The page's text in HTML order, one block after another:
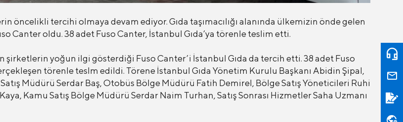
öncelikli tercihi olmaya devam ediyor. Gıda taşımacılığı alanında ülkemizin önde gelen
Canter oldu. 38 adet Fuso Canter, İstanbul Gıda’ya törenle teslim etti.
yoğun ilgi gösterdiği Fuso Canter’i İstanbul Gıda da tercih etti. 38 adet Fuso
törenle teslm edildi. Törene İstanbul Gıda Yönetim Kurulu Başkanı Abidin Şipal,
Müdürü Serdar Baş, Otobüs Bölge Müdürü Fatih Demirel, Bölge Satış Yöneticileri Ruhi
Kamu Satış Bölge Müdürü Serdar Naim Turhan, Satış Sonrası Hizmetler Saha Uzmanı